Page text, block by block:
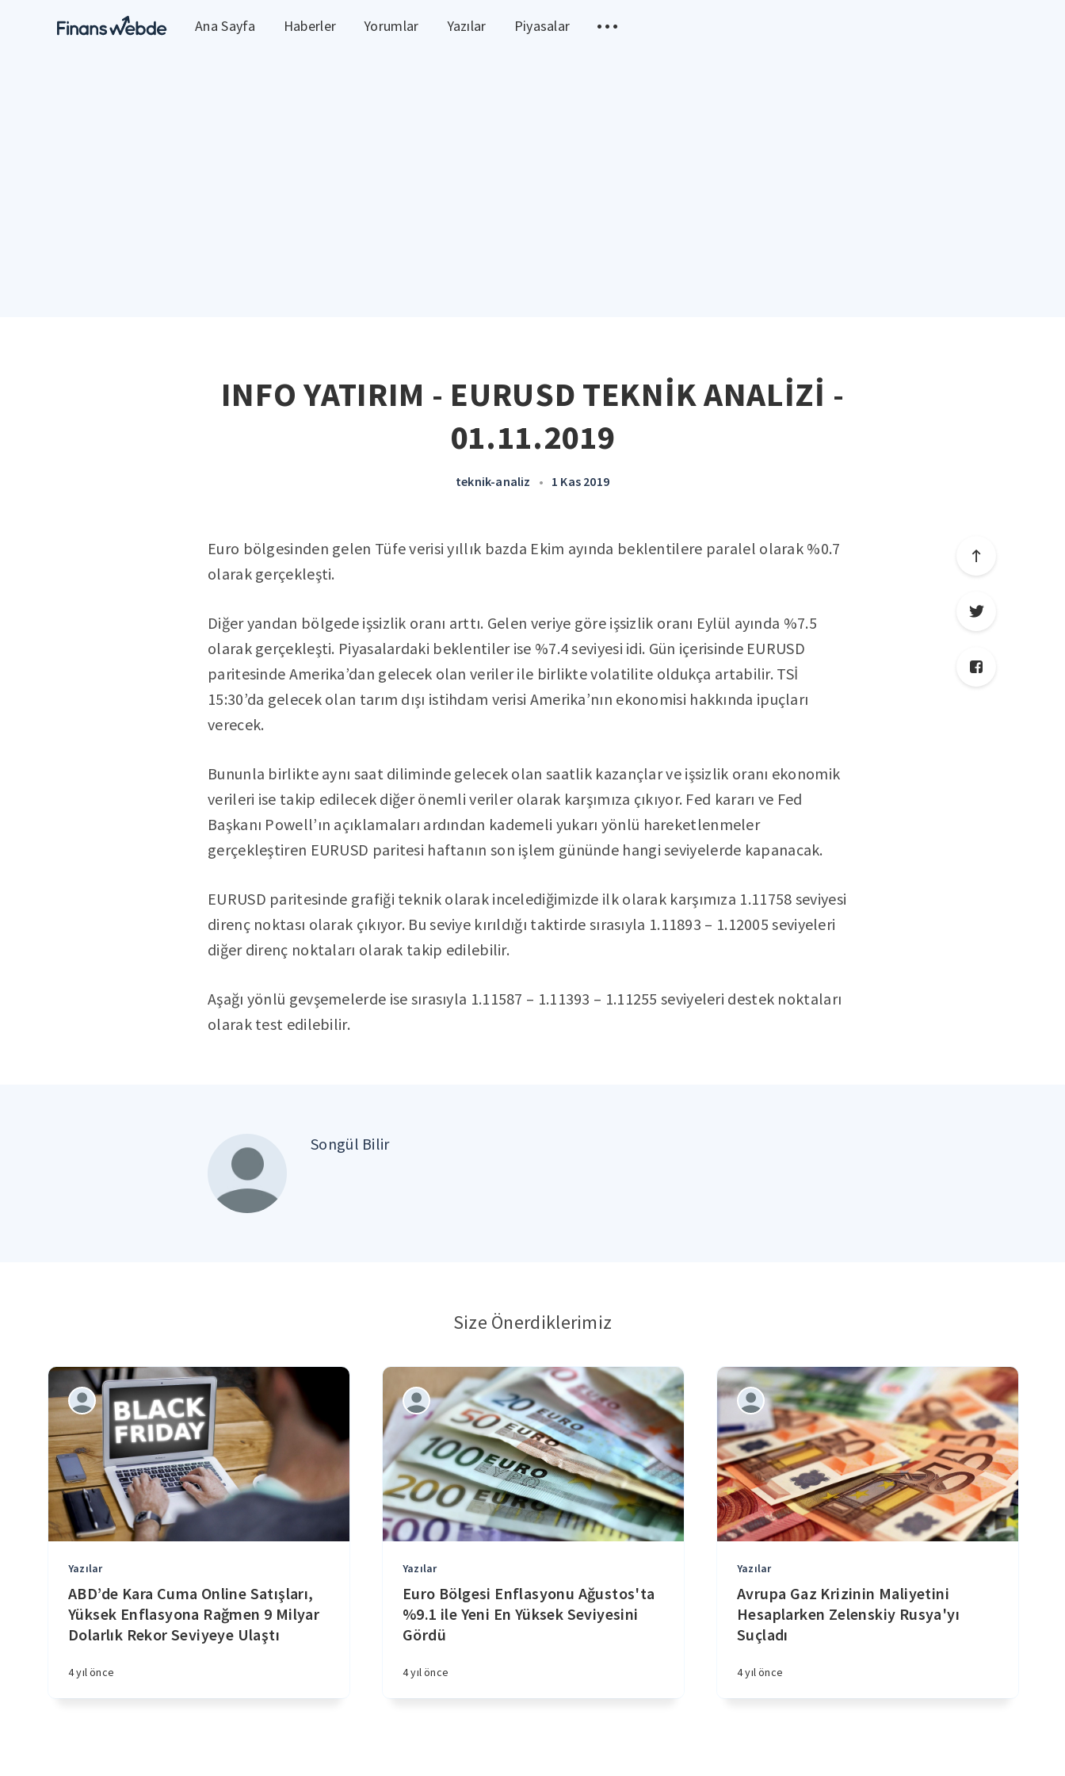
Ana Sayfa Haberler Yorumlar Yazılar Piyasalar
INFO YATIRIM - EURUSD TEKNİK ANALİZİ -
01.11.2019
teknik-analiz • 1 Kas 2019
Euro bölgesinden gelen Tüfe verisi yıllık bazda Ekim ayında beklentilere paralel olarak %0.7
olarak gerçekleşti.
Diğer yandan bölgede işsizlik oranı arttı. Gelen veriye göre işsizlik oranı Eylül ayında %7.5
olarak gerçekleşti. Piyasalardaki beklentiler ise %7.4 seviyesi idi. Gün içerisinde EURUSD
paritesinde Amerika’dan gelecek olan veriler ile birlikte volatilite oldukça artabilir. TSİ
15:30’da gelecek olan tarım dışı istihdam verisi Amerika’nın ekonomisi hakkında ipuçları
verecek.
Bununla birlikte aynı saat diliminde gelecek olan saatlik kazançlar ve işsizlik oranı ekonomik
verileri ise takip edilecek diğer önemli veriler olarak karşımıza çıkıyor. Fed kararı ve Fed
Başkanı Powell’ın açıklamaları ardından kademeli yukarı yönlü hareketlenmeler
gerçekleştiren EURUSD paritesi haftanın son işlem gününde hangi seviyelerde kapanacak.
EURUSD paritesinde grafiği teknik olarak incelediğimizde ilk olarak karşımıza 1.11758 seviyesi
direnç noktası olarak çıkıyor. Bu seviye kırıldığı taktirde sırasıyla 1.11893 – 1.12005 seviyeleri
diğer direnç noktaları olarak takip edilebilir.
Aşağı yönlü gevşemelerde ise sırasıyla 1.11587 – 1.11393 – 1.11255 seviyeleri destek noktaları
olarak test edilebilir.
Songül Bilir
Size Önerdiklerimiz
Yazılar
ABD’de Kara Cuma Online Satışları,
Yüksek Enflasyona Rağmen 9 Milyar
Dolarlık Rekor Seviyeye Ulaştı
4 yıl önce
Yazılar
Euro Bölgesi Enflasyonu Ağustos'ta
%9.1 ile Yeni En Yüksek Seviyesini
Gördü
4 yıl önce
Yazılar
Avrupa Gaz Krizinin Maliyetini
Hesaplarken Zelenskiy Rusya'yı
Suçladı
4 yıl önce